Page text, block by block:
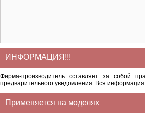
ИНФОРМАЦИЯ!!!
Фирма-производитель оставляет за собой
предварительного уведомления. Вся
Применяется на моделях